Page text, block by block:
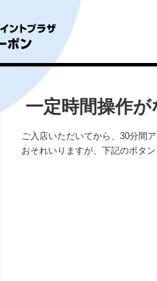
一定時間操作
ご入店いただいてから、30分間
おそれいりますが、下記のボタ